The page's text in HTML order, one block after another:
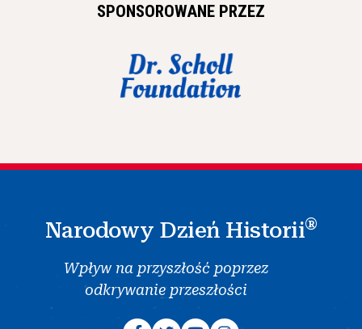
SPONSOROWANE PRZEZ
Narodowy Dzień Historii®
Wpływ na przyszłość poprzez
odkrywanie przeszłości